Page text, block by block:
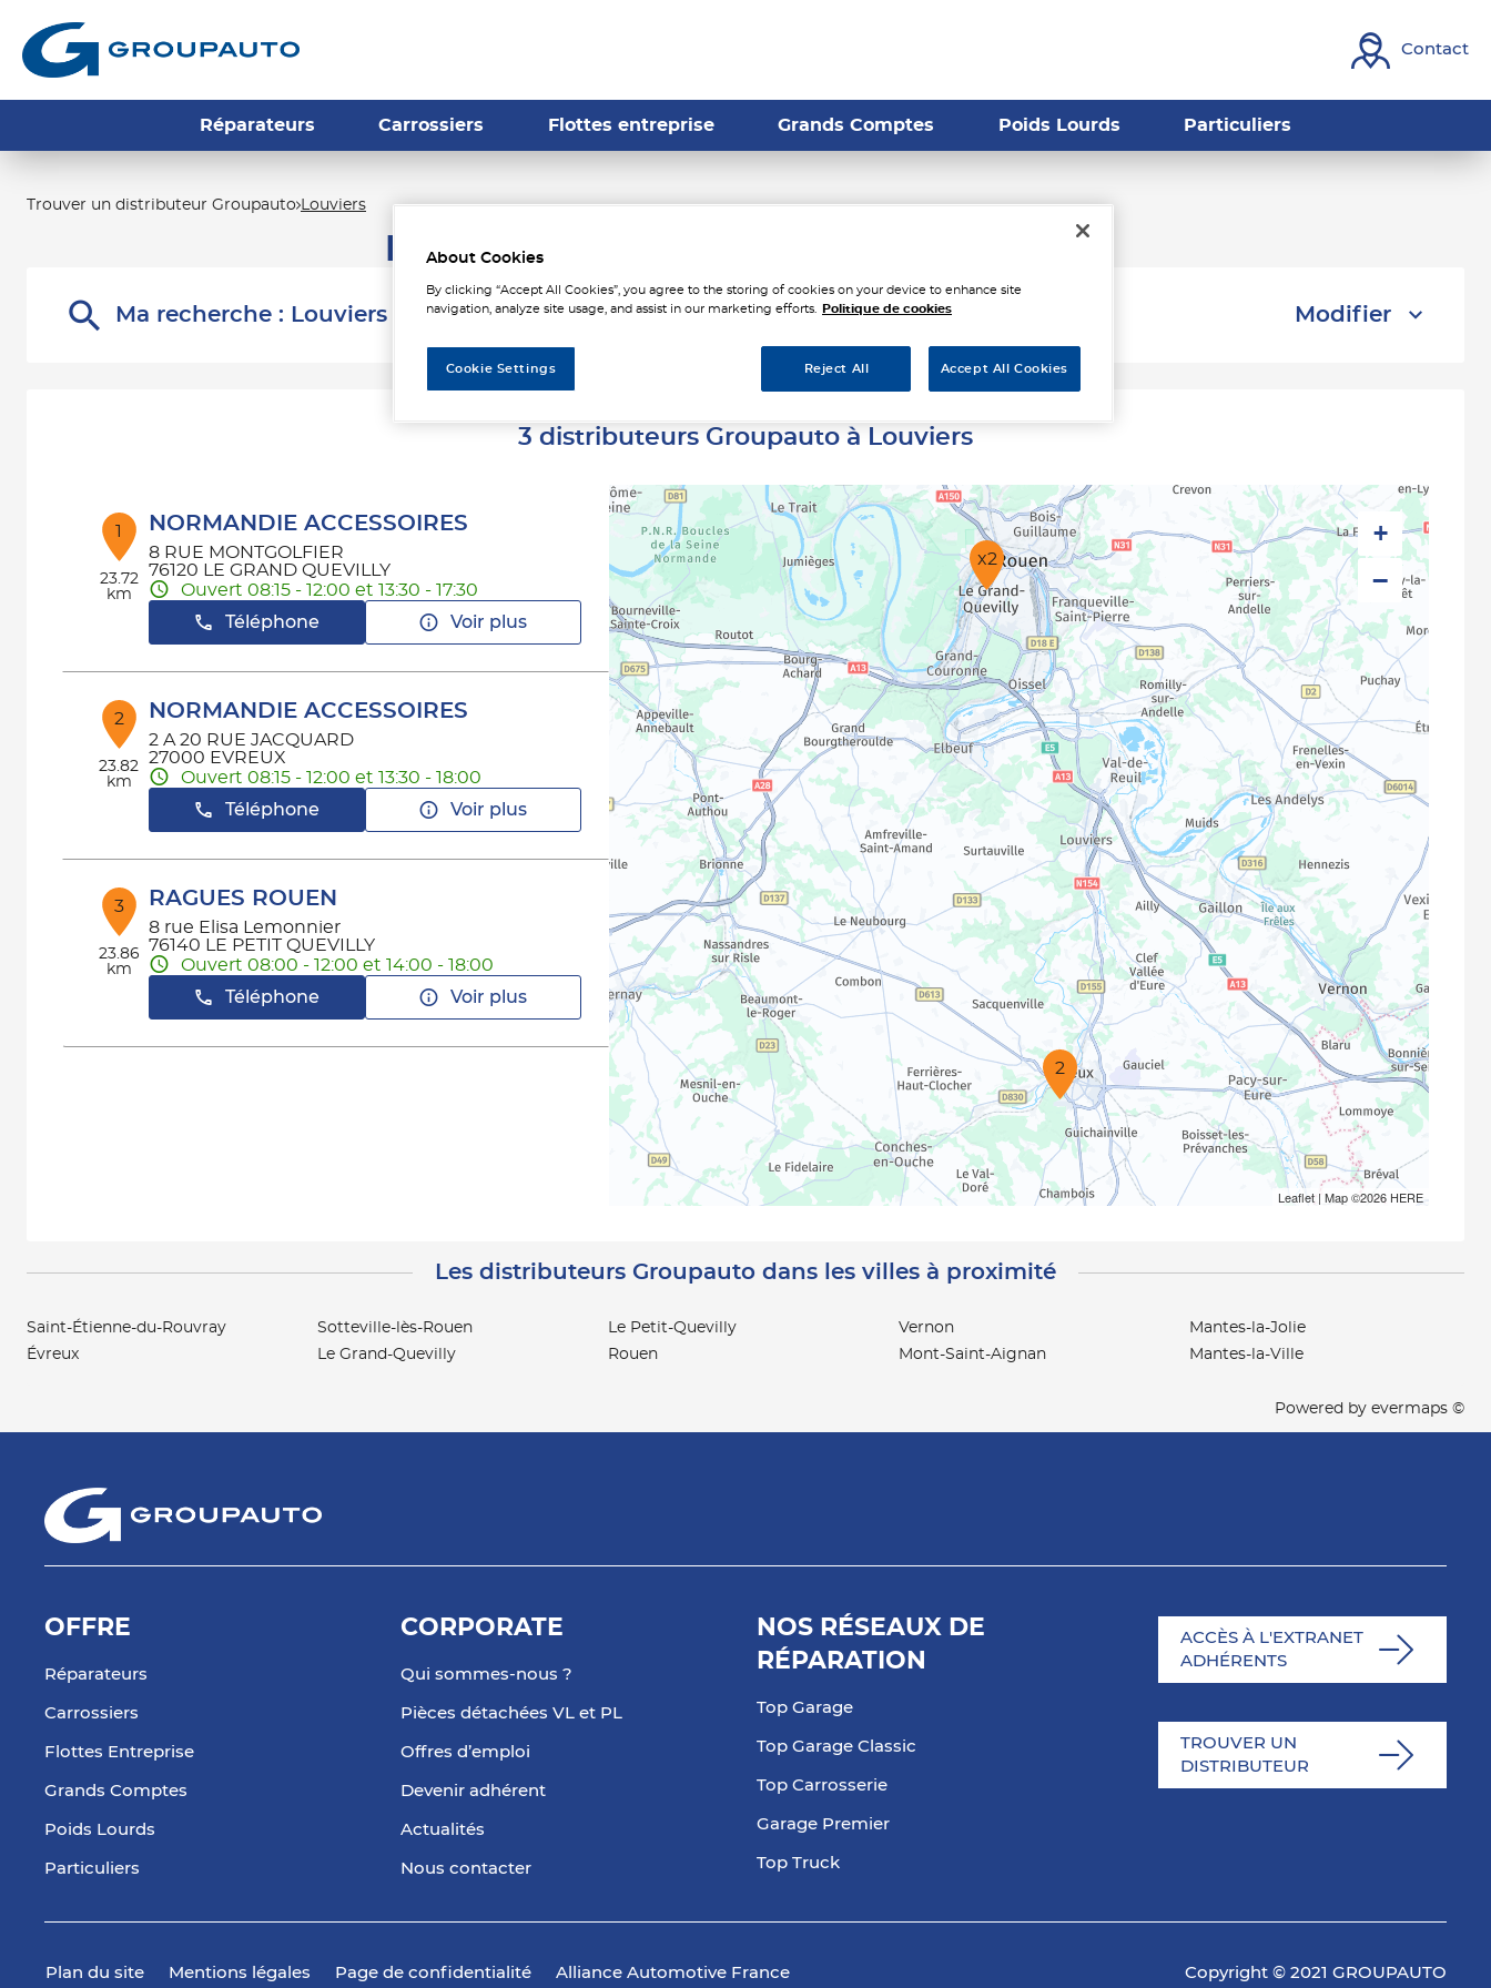
Contact
Réparateurs Carrossiers Flottes entreprise Grands Comptes Poids Lourds Particuliers
Trouver un distributeur Groupauto Louviers
Les distributeurs Groupauto à Louviers
Ma recherche : Louviers Modifier
3 distributeurs Groupauto à Louviers
1
23.72
km
NORMANDIE ACCESSOIRES
8 RUE MONTGOLFIER
76120 LE GRAND QUEVILLY
Ouvert 08:15 - 12:00 et 13:30 - 17:30
Téléphone
Voir plus
2
23.82
km
NORMANDIE ACCESSOIRES
2 A 20 RUE JACQUARD
27000 EVREUX
Ouvert 08:15 - 12:00 et 13:30 - 18:00
Téléphone
Voir plus
3
23.86
km
RAGUES ROUEN
8 rue Elisa Lemonnier
76140 LE PETIT QUEVILLY
Ouvert 08:00 - 12:00 et 14:00 - 18:00
Téléphone
Voir plus
2
x2
+
−
Leaflet| Map ©2026 HERE
Les distributeurs Groupauto dans les villes à proximité
Saint-Étienne-du-Rouvray
Évreux
Sotteville-lès-Rouen
Le Grand-Quevilly
Le Petit-Quevilly
Rouen
Vernon
Mont-Saint-Aignan
Mantes-la-Jolie
Mantes-la-Ville
Powered by evermaps ©
OFFRE
Réparateurs
Carrossiers
Flottes Entreprise
Grands Comptes
Poids Lourds
Particuliers
CORPORATE
Qui sommes-nous ?
Pièces détachées VL et PL
Offres d’emploi
Devenir adhérent
Actualités
Nous contacter
NOS RÉSEAUX DE
RÉPARATION
Top Garage
Top Garage Classic
Top Carrosserie
Garage Premier
Top Truck
ACCÈS À L'EXTRANET
ADHÉRENTS
TROUVER UN
DISTRIBUTEUR
Plan du site Mentions légales Page de confidentialité Alliance Automotive France Copyright © 2021 GROUPAUTO
About Cookies
By clicking “Accept All Cookies”, you agree to the storing of cookies on your device to enhance site
navigation, analyze site usage, and assist in our marketing efforts.
Politique de cookies
Reject All Accept All Cookies
Cookie Settings